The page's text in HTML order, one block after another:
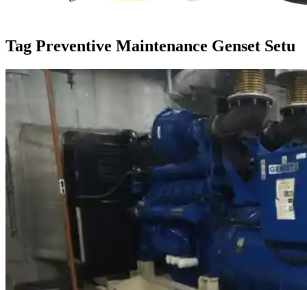
Tag Preventive Maintenance Genset Setu